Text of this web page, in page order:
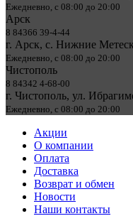
Ежедневно, с 08:00 до 20:00
Арск
8 84366 39-4-44
г. Арск, с. Нижние
Ежедневно, с 08:00 до 20:00
Чистополь
8 84342 4-68-00
г. Чистополь, ул.
Ежедневно, с 08:00 до 20:00
Акции
О компании
Оплата
Доставка
Возврат и обмен
Новости
Наши контакты